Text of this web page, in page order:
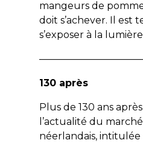
mangeurs de
doit s’achever. Il est
s’exposer à la
130 après
Plus de 130 ans
l’actualité du
néerlandais, intitulée